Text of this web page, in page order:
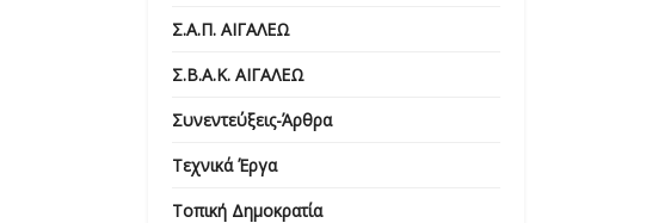
Σ.Α.Π. ΑΙΓΑΛΕΩ
Σ.Β.Α.Κ. ΑΙΓΑΛΕΩ
Συνεντεύξεις-Άρθρα
Τεχνικά Έργα
Τοπική Δημοκρατία